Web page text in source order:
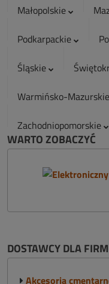
Małopolskie
Podkarpackie
Śląskie
Warmińsko-Mazurskie
Zachodniopomorskie
WARTO ZOBACZYĆ
DOSTAWCY DLA
Akcesoria